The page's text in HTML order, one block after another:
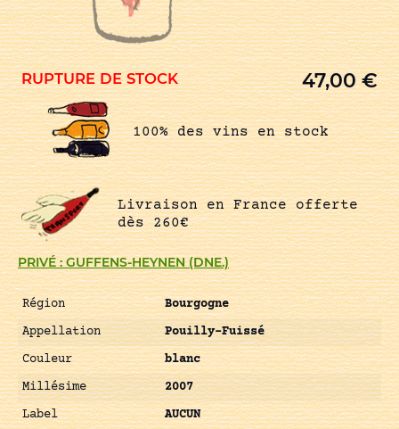
PRIVÉ : GUFFENS-HEYNEN (DNE.)
Région
Bourgogne
Appellation
Pouilly-Fuissé
Couleur
blanc
Millésime
2007
Label
AUCUN
RUPTURE DE STOCK 47,00€
100% des vins en stock
Livraison en France offerte
dès 260€